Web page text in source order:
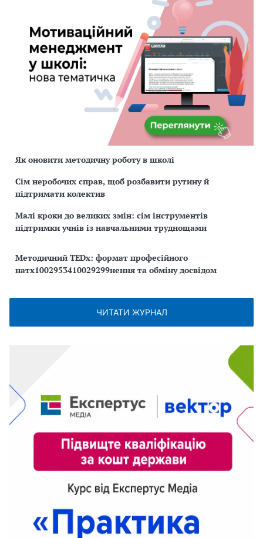
Як оновити методичну роботу в школі
Сім неробочих справ, щоб розбавити рутину й
підтримати колектив
Малі кроки до великих змін: сім інструментів
підтримки учнів із навчальними труднощами
Методичний TEDx: формат професійного
натх1002953410029299нення та обміну досвідом
ЧИТАТИ ЖУРНАЛ